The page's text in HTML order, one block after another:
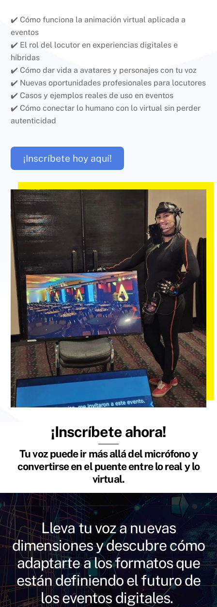
✔️ Cómo funciona la animación virtual aplicada a
eventos
✔️ El rol del locutor en experiencias digitales e
híbridas
✔️ Cómo dar vida a avatares y personajes con tu voz
✔️ Nuevas oportunidades profesionales para locutores
✔️ Casos y ejemplos reales de uso en eventos
✔️ Cómo conectar lo humano con lo virtual sin perder
autenticidad
¡Inscríbete hoy aquí!
¡Inscríbete ahora!
Tu voz puede ir más allá del micrófono y
convertirse en el puente entre lo real y lo
virtual.
Lleva tu voz a nuevas
dimensiones y descubre cómo
adaptarte a los formatos que
están definiendo el futuro de
los eventos digitales.